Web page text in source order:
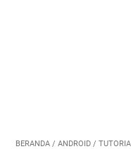
BERANDA / ANDROID /